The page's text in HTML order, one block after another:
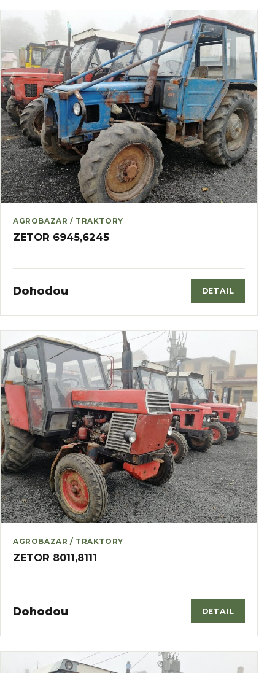
AGROBAZAR / TRAKTORY
ZETOR 6945,6245
Dohodou DETAIL
AGROBAZAR / TRAKTORY
ZETOR 8011,8111
Dohodou DETAIL